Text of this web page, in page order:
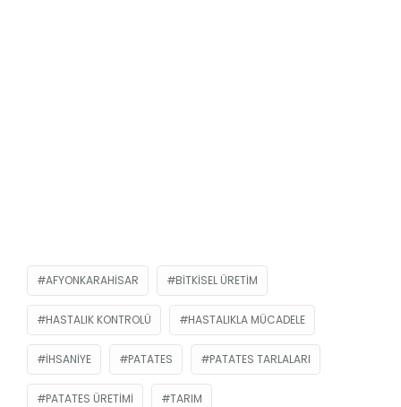
AFYONKARAHISAR BITKISEL ÜRETIM
HASTALIK KONTROLÜ HASTALIKLA MÜCADELE
İHSANIYE PATATES PATATES TARLALARI
PATATES ÜRETIMI TARIM